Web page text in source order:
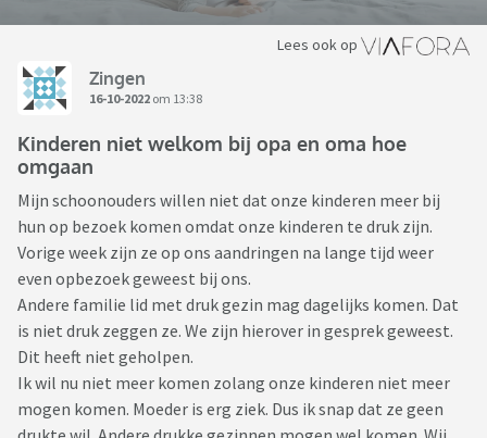
Lees ook op
Zingen
16-10-2022 om 13:38
Kinderen niet welkom bij opa en oma hoe
omgaan
Mijn schoonouders willen niet dat onze kinderen meer bij
hun op bezoek komen omdat onze kinderen te druk zijn.
Vorige week zijn ze op ons aandringen na lange tijd weer
even opbezoek geweest bij ons.
Andere familie lid met druk gezin mag dagelijks komen. Dat
is niet druk zeggen ze. We zijn hierover in gesprek geweest.
Dit heeft niet geholpen.
Ik wil nu niet meer komen zolang onze kinderen niet meer
mogen komen. Moeder is erg ziek. Dus ik snap dat ze geen